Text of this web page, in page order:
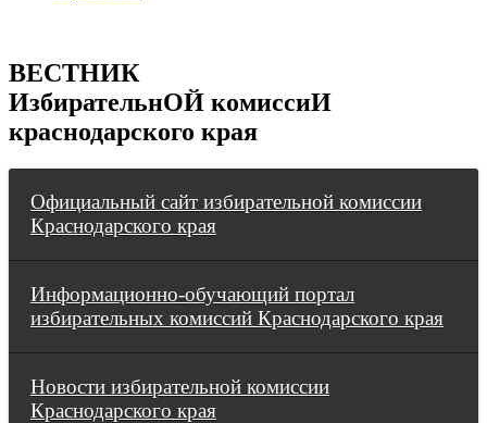
ВЕСТНИК
ИзбирательнОЙ комиссиИ
краснодарского края
Официальный сайт избирательной комиссии
Краснодарского края
Информационно-обучающий портал
избирательных комиссий Краснодарского края
Новости избирательной комиссии
Краснодарского края